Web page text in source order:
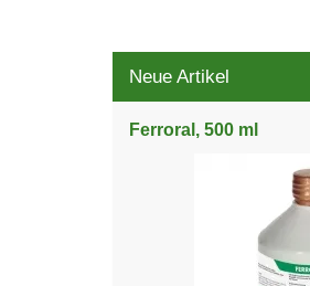
Neue Artikel
Ferroral, 500 ml